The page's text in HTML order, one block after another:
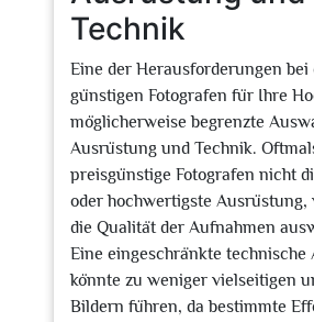
Technik
Eine der Herausforderungen bei
günstigen Fotografen für Ihre
möglicherweise begrenzte
Ausrüstung und Technik.
preisgünstige Fotografen nicht
oder hochwertigste Ausrüstung,
die Qualität der Aufnahmen
Eine eingeschränkte technische
könnte zu weniger vielseitigen
Bildern führen, da bestimmte